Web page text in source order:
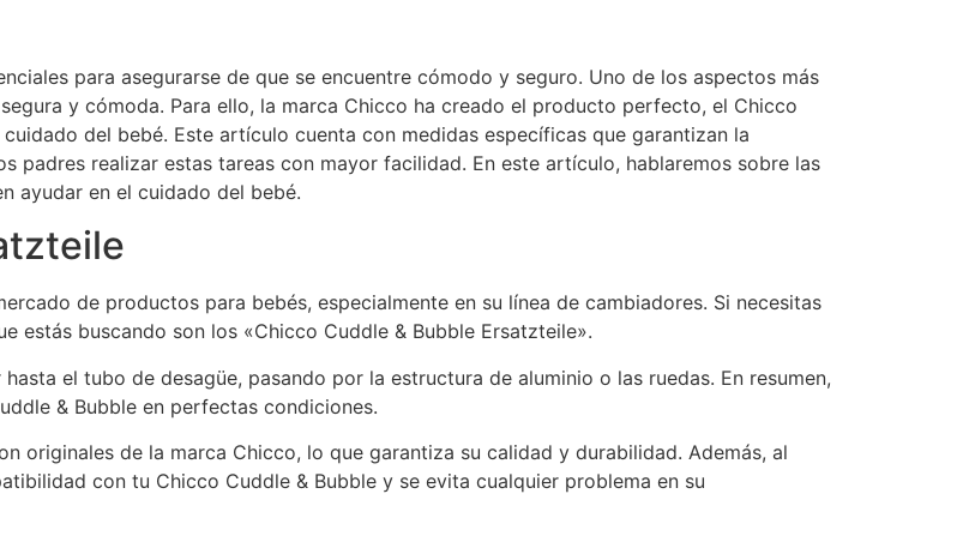
para asegurarse de que se encuentre cómodo y seguro. Uno de los aspectos más
y cómoda. Para ello, la marca Chicco ha creado el producto perfecto, el Chicco
del bebé. Este artículo cuenta con medidas específicas que garantizan la
padres realizar estas tareas con mayor facilidad. En este artículo, hablaremos sobre las
ayudar en el cuidado del bebé.
de productos para bebés, especialmente en su línea de cambiadores. Si necesitas
estás buscando son los «Chicco Cuddle & Bubble Ersatzteile».
el tubo de desagüe, pasando por la estructura de aluminio o las ruedas. En resumen,
& Bubble en perfectas condiciones.
originales de la marca Chicco, lo que garantiza su calidad y durabilidad. Además, al
con tu Chicco Cuddle & Bubble y se evita cualquier problema en su